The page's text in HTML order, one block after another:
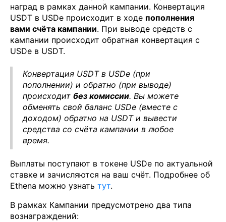
наград в рамках данной кампании. Конвертация
USDT в USDe происходит в ходе пополнения
вами счёта кампании. При выводе средств с
кампании происходит обратная конвертация с
USDe в USDT.
Конвертация USDT в USDe (при
пополнении) и обратно (при выводе)
происходит без комиссии. Вы можете
обменять свой баланс USDe (вместе с
доходом) обратно на USDT и вывести
средства со счёта кампании в любое
время.
Выплаты поступают в токене USDe по актуальной
ставке и зачисляются на ваш счёт. Подробнее об
Ethena можно узнать тут.
В рамках Кампании предусмотрено два типа
вознаграждений: